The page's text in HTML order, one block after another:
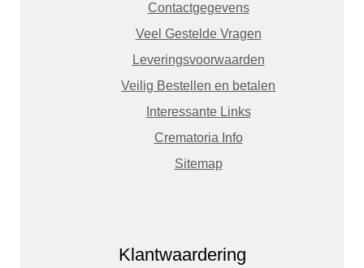
Contactgegevens
Veel Gestelde Vragen
Leveringsvoorwaarden
Veilig Bestellen en betalen
Interessante Links
Crematoria Info
Sitemap
Klantwaardering